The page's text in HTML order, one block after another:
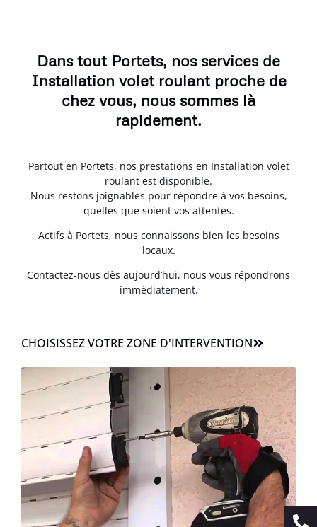
Dans tout Portets, nos services de
Installation volet roulant proche de
chez vous, nous sommes là
rapidement.
Partout en Portets, nos prestations en Installation volet
roulant est disponible.
Nous restons joignables pour répondre à vos besoins,
quelles que soient vos attentes.
Actifs à Portets, nous connaissons bien les besoins
locaux.
Contactez-nous dès aujourd’hui, nous vous répondrons
immédiatement.
CHOISISSEZ VOTRE ZONE D'INTERVENTION